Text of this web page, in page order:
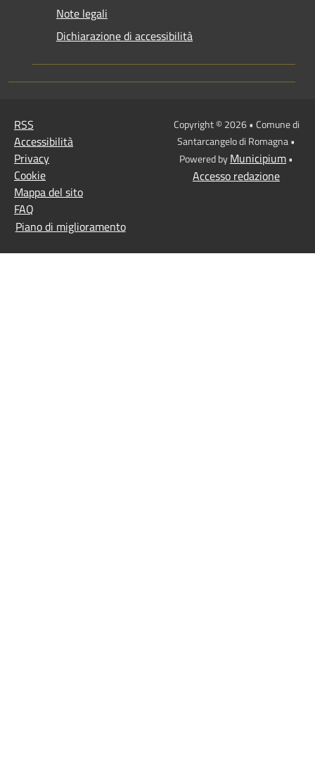
Note legali
Dichiarazione di accessibilità
RSS
Accessibilità
Privacy
Cookie
Mappa del sito
FAQ
Piano di miglioramento
Copyright © 2026 • Comune di
Santarcangelo di Romagna •
Powered byMunicipium•
Accesso redazione